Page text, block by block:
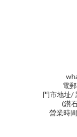
電
門市地址/
(鑽
營業時